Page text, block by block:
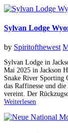
Sylvan Lodge
by Spiritofthewest
Sylvan Lodge in
Mai 2025 in Jackson
Snake River Sporting
das Raffinesse und
vereint. Der
Weiterlesen